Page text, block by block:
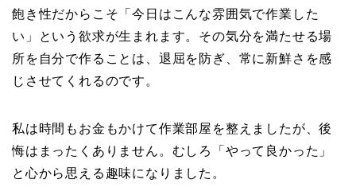
飽き性だからこそ「今日はこんな雰囲気で作業した
い」という欲求が生まれます。その気分を満たせる場
所を自分で作ることは、退屈を防ぎ、常に新鮮さを感
じさせてくれるのです。
私は時間もお金もかけて作業部屋を整えましたが、後
悔はまったくありません。むしろ「やって良かった」
と心から思える趣味になりました。